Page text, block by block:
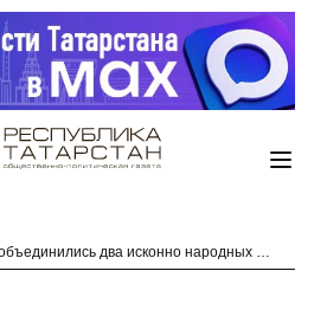
Минниханов: в Нижнекамске объединились два исконно народных праздника – Сабантуй и Ысыах